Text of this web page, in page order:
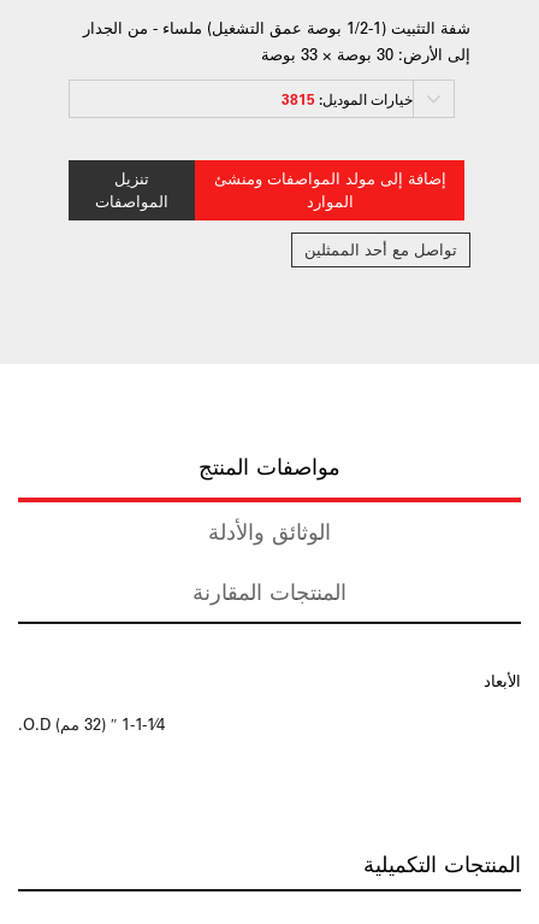
شفة التثبيت (1-1/2 بوصة عمق التشغيل) ملساء - من الجدار
إلى الأرض: 30 بوصة × 33 بوصة
خيارات الموديل:3815
إضافة إلى مولد المواصفات ومنشئ
الموارد
تنزيل
المواصفات
تواصل مع أحد الممثلين
مواصفات المنتج
الوثائق والأدلة
المنتجات المقارنة
الأبعاد
1-1-1⁄4 ″ (32 مم) O.D.
المنتجات التكميلية